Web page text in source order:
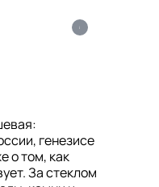
i
генезисе
о том, как
За стеклом